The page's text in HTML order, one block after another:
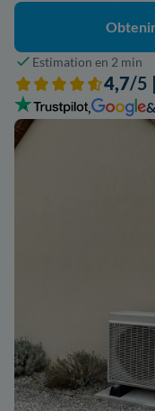
Estimation en 2 min
4,7/5 |
,